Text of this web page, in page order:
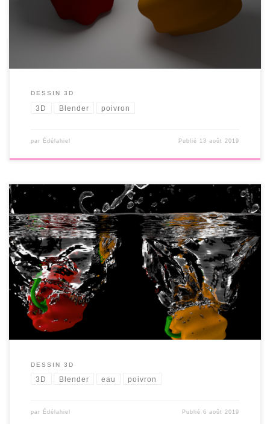
DESSIN 3D
3D Blender poivron
par Édélahiel Publié 13 août 2019
Tuto : http://www.littlewebhut.com
DESSIN 3D
3D Blender eau poivron
par Édélahiel Publié6 août 2019